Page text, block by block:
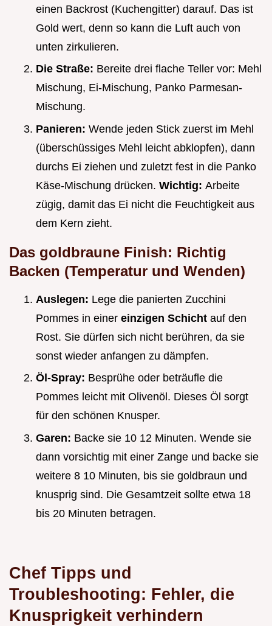
einen Backrost (Kuchengitter) darauf. Das ist
Gold wert, denn so kann die Luft auch von
unten zirkulieren.
Die Straße: Bereite drei flache Teller vor: Mehl
Mischung, Ei-Mischung, Panko Parmesan-
Mischung.
Panieren: Wende jeden Stick zuerst im Mehl
(überschüssiges Mehl leicht abklopfen), dann
durchs Ei ziehen und zuletzt fest in die Panko
Käse-Mischung drücken. Wichtig: Arbeite
zügig, damit das Ei nicht die Feuchtigkeit aus
dem Kern zieht.
Das goldbraune Finish: Richtig
Backen (Temperatur und Wenden)
Auslegen: Lege die panierten Zucchini
Pommes in einer einzigen Schicht auf den
Rost. Sie dürfen sich nicht berühren, da sie
sonst wieder anfangen zu dämpfen.
Öl-Spray: Besprühe oder beträufle die
Pommes leicht mit Olivenöl. Dieses Öl sorgt
für den schönen Knusper.
Garen: Backe sie 10 12 Minuten. Wende sie
dann vorsichtig mit einer Zange und backe sie
weitere 8 10 Minuten, bis sie goldbraun und
knusprig sind. Die Gesamtzeit sollte etwa 18
bis 20 Minuten betragen.
Chef Tipps und
Troubleshooting: Fehler, die
Knusprigkeit verhindern